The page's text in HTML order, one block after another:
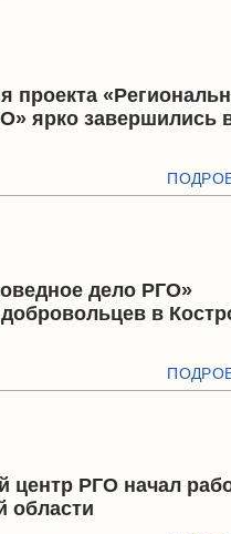
проекта
ярко завершились
дело РГО»
в
центр РГО начал
области